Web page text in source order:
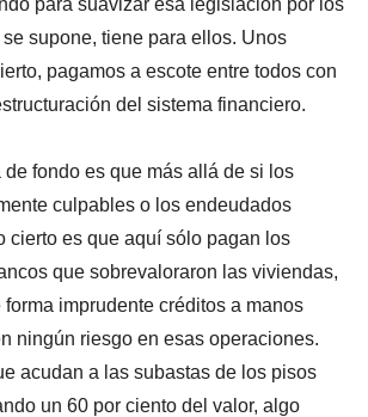
supone, tiene para ellos. Unos
pagamos a escote entre todos con
del sistema financiero.
fondo es que más allá de si los
culpables o los endeudados
cierto es que aquí sólo pagan los
que sobrevaloraron las viviendas,
imprudente créditos a manos
ningún riesgo en esas operaciones.
acudan a las subastas de los pisos
un 60 por ciento del valor, algo